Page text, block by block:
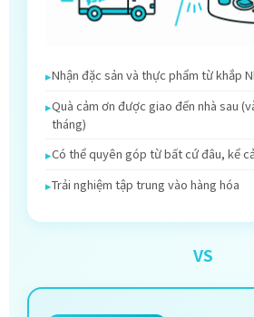
Nhận đặc sản và thực phẩm từ khắp
Quà cảm ơn được giao đến nhà sau
tháng)
Có thể quyên góp từ bất cứ đâu, kể
Trải nghiệm tập trung vào hàng hóa
VS